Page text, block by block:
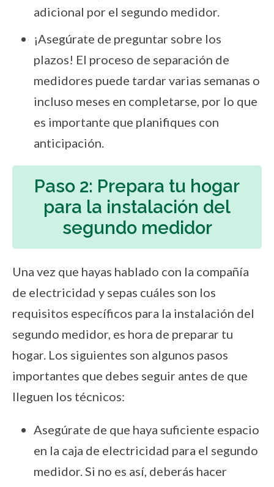
adicional por el segundo medidor.
¡Asegúrate de preguntar sobre los
plazos! El proceso de separación de
medidores puede tardar varias semanas o
incluso meses en completarse, por lo que
es importante que planifiques con
anticipación.
Paso 2: Prepara tu hogar
para la instalación del
segundo medidor
Una vez que hayas hablado con la compañía
de electricidad y sepas cuáles son los
requisitos específicos para la instalación del
segundo medidor, es hora de preparar tu
hogar. Los siguientes son algunos pasos
importantes que debes seguir antes de que
lleguen los técnicos:
Asegúrate de que haya suficiente espacio
en la caja de electricidad para el segundo
medidor. Si no es así, deberás hacer